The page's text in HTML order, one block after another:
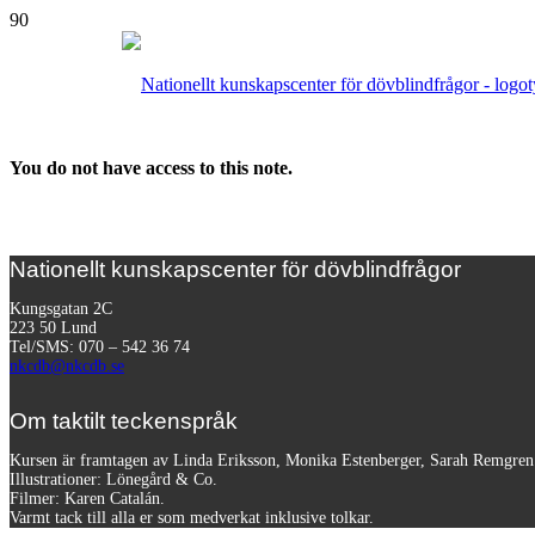
You do not have access to this note.
Nationellt kunskapscenter för dövblindfrågor
Kungsgatan 2C
223 50 Lund
Tel/SMS: 070 – 542 36 74
nkcdb@nkcdb.se
Om taktilt teckenspråk
Kursen är framtagen av Linda Eriksson, Monika Estenberger, Sarah
Illustrationer: Lönegård & Co.
Filmer: Karen Catalán.
Varmt tack till alla er som medverkat inklusive tolkar.